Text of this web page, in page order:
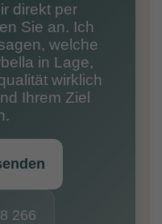
direkt per
Sie an. Ich
welche
in Lage,
wirklich
Ihrem Ziel
266